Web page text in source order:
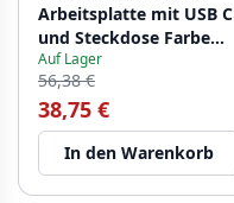
Arbeitsplatte mit USB C
und Steckdose Farbe
Edelstahl 1208957391
Auf Lager
56,38 €
38,75 €
In den Warenkorb